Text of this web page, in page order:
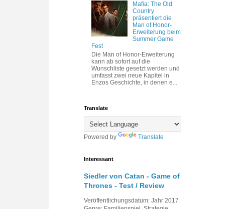
Mafia: The Old
Country
präsentiert die
Man of Honor-
Erweiterung beim
Summer Game
Fest
Die Man of Honor-Erweiterung
kann ab sofort auf die
Wunschliste gesetzt werden und
umfasst zwei neue Kapitel in
Enzos Geschichte, in denen e...
Translate
Powered by Translate
Interessant
Siedler von Catan - Game of
Thrones - Test / Review
Veröffentlichungsdatum: Jahr 2017